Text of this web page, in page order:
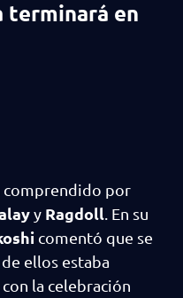
terminará en
comprendido por
y Ragdoll . En su
comentó que se
ellos estaba
la celebración